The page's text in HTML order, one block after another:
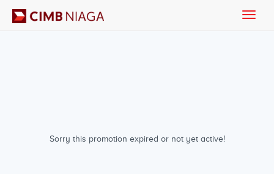
Sorry this promotion expired or not yet active!
Toggle